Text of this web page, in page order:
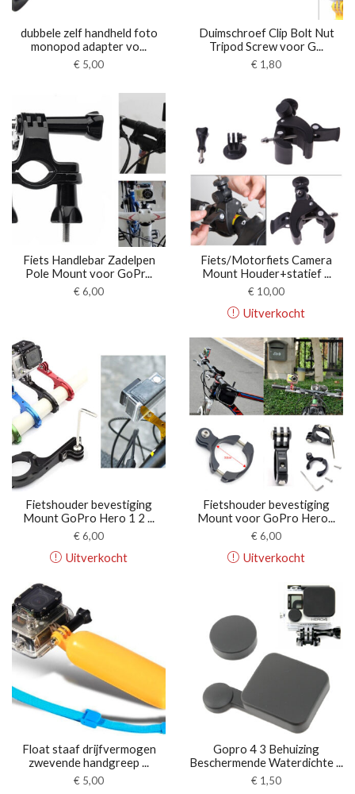
dubbele zelf handheld foto
monopod adapter vo...
€ 5,00
Duimschroef Clip Bolt Nut
Tripod Screw voor G...
€ 1,80
Fiets Handlebar Zadelpen
Pole Mount voor GoPr...
€6,00
Fiets/Motorfiets Camera
Mount Houder+statief ...
€ 10,00
Uitverkocht
Fietshouder bevestiging
Mount GoPro Hero 1 2 ...
€6,00
Uitverkocht
Fietshouder bevestiging
Mount voor GoPro Hero...
€6,00
Uitverkocht
Float staaf drijfvermogen
zwevende handgreep ...
€ 5,00
Gopro 4 3 Behuizing
Beschermende Waterdichte ...
€ 1,50